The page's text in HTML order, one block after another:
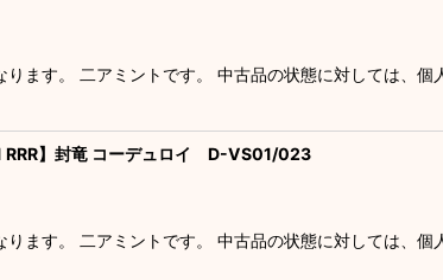
ます。 二アミントです。 中古品の状態に対しては、
RRR】封竜 コーデュロイ D-VS01/023
ます。 二アミントです。 中古品の状態に対しては、